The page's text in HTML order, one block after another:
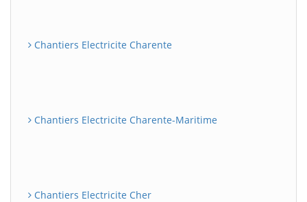
Chantiers Electricite Charente
Chantiers Electricite Charente-Maritime
Chantiers Electricite Cher